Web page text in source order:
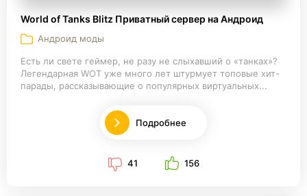
World of Tanks Blitz Приватный сервер на Андроид
Андроид моды
Есть ли свете геймер, не разу не слыхавший о «танках»?
Легендарная WOT уже много лет штурмует топовые хит-
парады, рассказывающие о популярных виртуальных...
Подробнее
41 156